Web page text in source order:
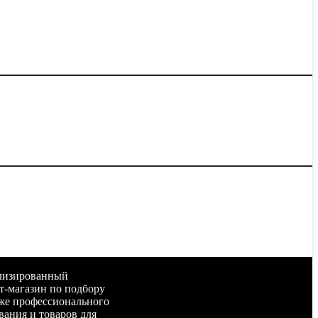
магазин по подбору
профессионального
и товаров для